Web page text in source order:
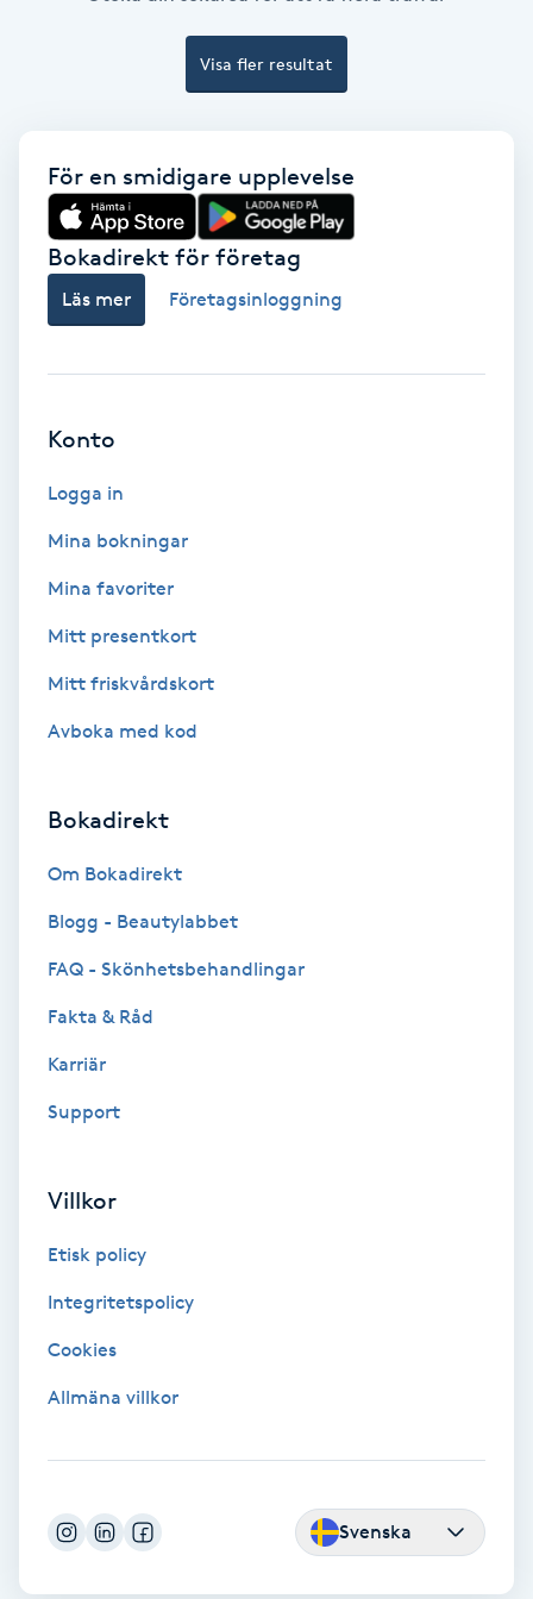
Balayage
Bambumassage
Barber
BIAB
Bottenfärg
Brynformning
Coachning
Dermapen
Extensions
Visa fler resultat
För en smidigare upplevelse
Bokadirekt för företag
Läs mer Företagsinloggning
Konto
Logga in
Mina bokningar
Mina favoriter
Mitt presentkort
Mitt friskvårdskort
Avboka med kod
Bokadirekt
Om Bokadirekt
Blogg - Beautylabbet
FAQ - Skönhetsbehandlingar
Fakta & Råd
Karriär
Support
Villkor
Etisk policy
Integritetspolicy
Cookies
Allmäna villkor
Svenska